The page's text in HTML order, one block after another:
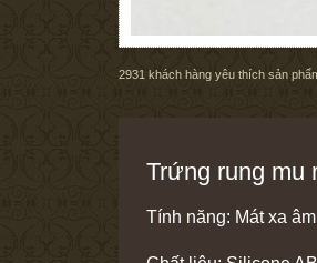
2931 khách hàng yêu thích sản
Trứng rung mu
Tính năng: Mát xa